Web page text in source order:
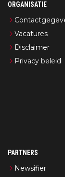
ORGANISATIE
Vacatures
Disclaimer
Privacy beleid
PARTNERS
Newsifier